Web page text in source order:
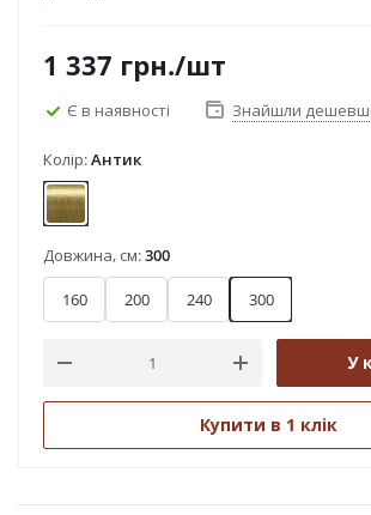
1 337 грн./шт
Є в наявності Знайшли
Колір:Антик
Антик
Довжина, см:300
160 200 240 300
У
Купити в 1 клік